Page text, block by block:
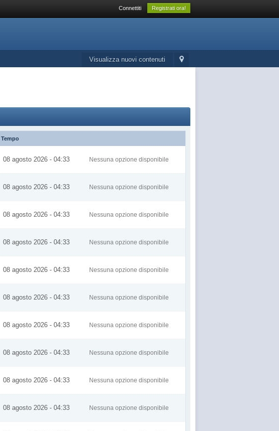
Connettiti Registrati ora!
Visualizza nuovi contenuti
Tempo
08 agosto 2026 - 04:33 Nessuna opzione disponibile
08 agosto 2026 - 04:33 Nessuna opzione disponibile
08 agosto 2026 - 04:33 Nessuna opzione disponibile
08 agosto 2026 - 04:33 Nessuna opzione disponibile
08 agosto 2026 - 04:33 Nessuna opzione disponibile
08 agosto 2026 - 04:33 Nessuna opzione disponibile
08 agosto 2026 - 04:33 Nessuna opzione disponibile
08 agosto 2026 - 04:33 Nessuna opzione disponibile
08 agosto 2026 - 04:33 Nessuna opzione disponibile
08 agosto 2026 - 04:33 Nessuna opzione disponibile